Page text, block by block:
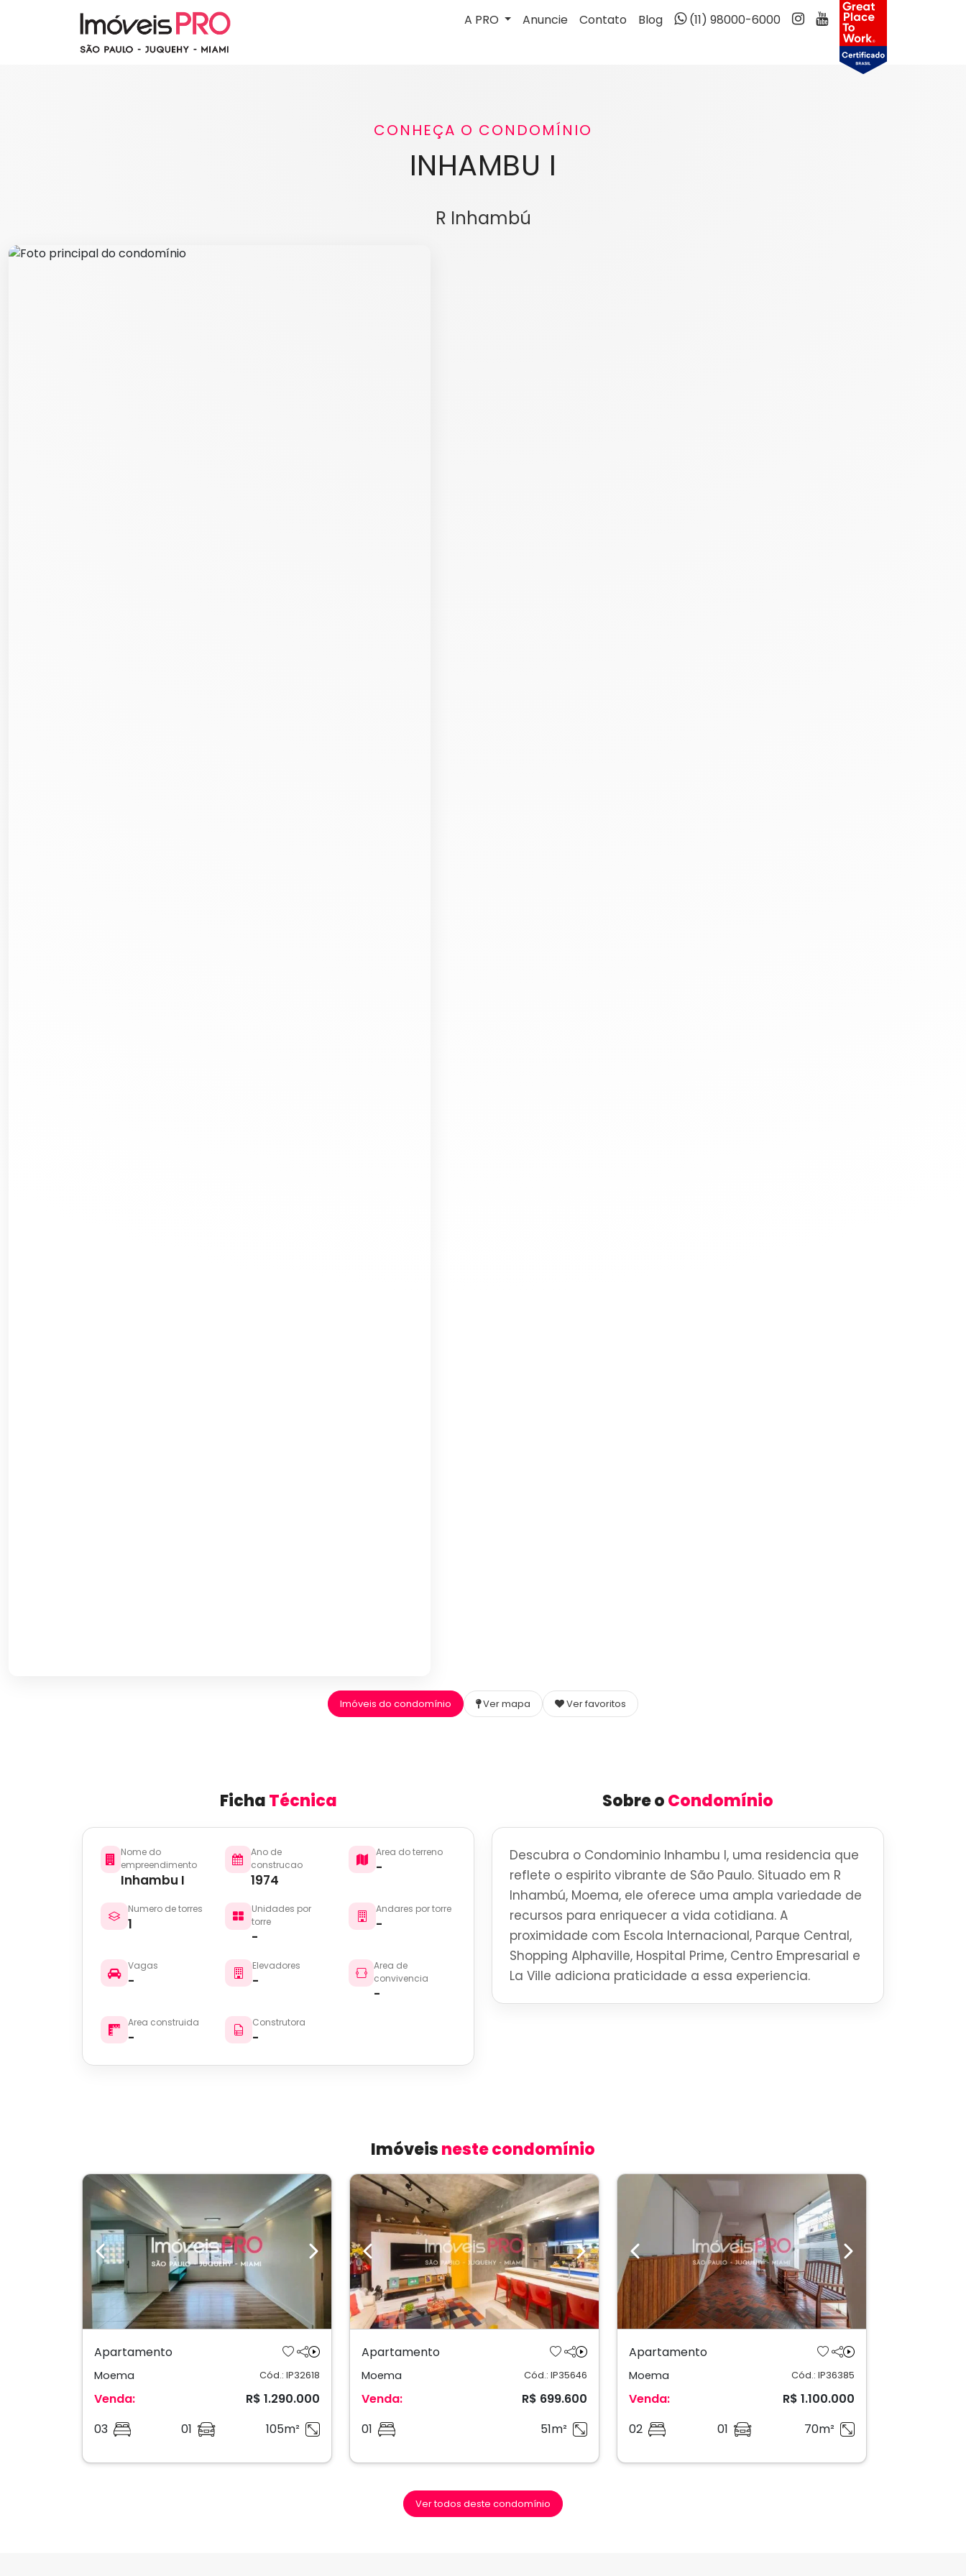
A PRO Anuncie Contato Blog (11) 98000-6000
CONHEÇA O CONDOMÍNIO
INHAMBU I
R Inhambú
Imóveis do condomínio Ver mapa Ver favoritos
FichaTécnica
Nome do
empreendimento
Inhambu I
Ano de
construcao
1974
Area do terreno
-
Numero de torres
1
Unidades por
torre
-
Andares por torre
-
Vagas
-
Elevadores
-
Area de
convivencia
-
Area construida
-
Construtora
-
Sobre oCondomínio
Descubra o Condominio Inhambu I, uma residencia que
reflete o espirito vibrante de São Paulo. Situado em R
Inhambú, Moema, ele oferece uma ampla variedade de
recursos para enriquecer a vida cotidiana. A
proximidade com Escola Internacional, Parque Central,
Shopping Alphaville, Hospital Prime, Centro Empresarial e
La Ville adiciona praticidade a essa experiencia.
Imóveisneste condomínio
Previous Next
Apartamento
Moema Cód.: IP32618
Venda:
R$ 1.290.000
03
01 105m²
Previous Next
Apartamento
Moema Cód.: IP35646
Venda:
R$ 699.600
01
51m²
Previous Next
Apartamento
Moema Cód.: IP36385
Venda:
R$ 1.100.000
02
01 70m²
Ver todos deste condomínio